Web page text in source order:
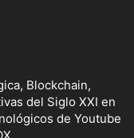
Blockchain,
del Siglo XXI en
de Youtube